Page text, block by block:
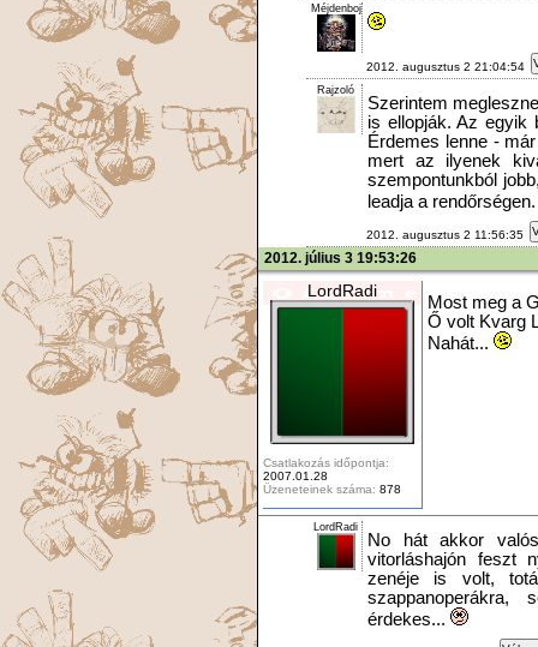
Méjdenboj
2012. augusztus 2 21:04:54
Rajzoló
Szerintem
is ellopják. Az egyik
Érdemes lenne -
mert az ilyenek
szempontunkból
leadja a
2012. augusztus 2 11:56:35
2012. július 3 19:53:26
LordRadi
Csatlakozás időpontja:
2007.01.28
Üzeneteinek száma: 878
Most meg a
Ő volt Kvarg
Nahát...
LordRadi
No hát akkor
vitorláshajón feszt
zenéje is volt,
szappanoperákra,
érdekes...